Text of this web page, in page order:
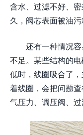
含水、过滤不好、
久，阀芯表面被油污
还有一种情况
不足。某些结构的
低时，线圈吸合了
着线圈，会把问题
气压力、调压阀、